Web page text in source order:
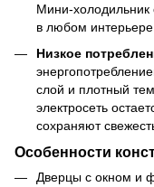
Мини-холодильник
в любом
Низкое
слой и плотный
электросеть
сохраняют
Особенности
Дверцы с окном и